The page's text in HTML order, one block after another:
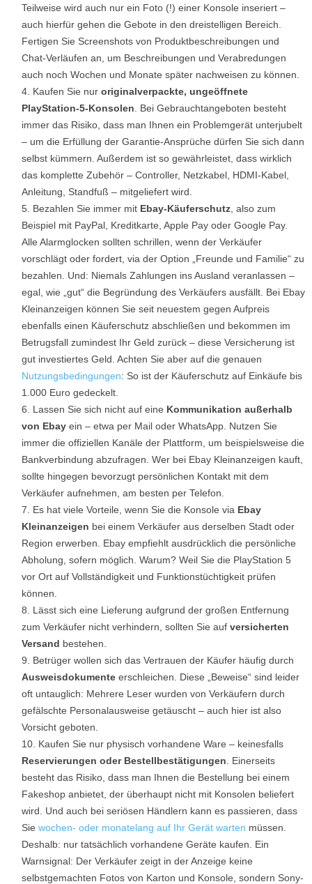
Teilweise wird auch nur ein Foto (!) einer Konsole inseriert –
auch hierfür gehen die Gebote in den dreistelligen Bereich.
Fertigen Sie Screenshots von Produktbeschreibungen und
Chat-Verläufen an, um Beschreibungen und Verabredungen
auch noch Wochen und Monate später nachweisen zu können.
Kaufen Sie nur originalverpackte, ungeöffnete
PlayStation-5-Konsolen . Bei Gebrauchtangeboten besteht
immer das Risiko, dass man Ihnen ein Problemgerät unterjubelt
– um die Erfüllung der Garantie-Ansprüche dürfen Sie sich dann
selbst kümmern. Außerdem ist so gewährleistet, dass wirklich
das komplette Zubehör – Controller, Netzkabel, HDMI-Kabel,
Anleitung, Standfuß – mitgeliefert wird.
Bezahlen Sie immer mit Ebay-Käuferschutz , also zum
Beispiel mit PayPal, Kreditkarte, Apple Pay oder Google Pay.
Alle Alarmglocken sollten schrillen, wenn der Verkäufer
vorschlägt oder fordert, via der Option „Freunde und Familie“ zu
bezahlen. Und: Niemals Zahlungen ins Ausland veranlassen –
egal, wie „gut“ die Begründung des Verkäufers ausfällt. Bei Ebay
Kleinanzeigen können Sie seit neuestem gegen Aufpreis
ebenfalls einen Käuferschutz abschließen und bekommen im
Betrugsfall zumindest Ihr Geld zurück – diese Versicherung ist
gut investiertes Geld. Achten Sie aber auf die genauen
Nutzungsbedingungen: So ist der Käuferschutz auf Einkäufe bis
1.000 Euro gedeckelt.
Lassen Sie sich nicht auf eine Kommunikation außerhalb
von Ebay ein – etwa per Mail oder WhatsApp. Nutzen Sie
immer die offiziellen Kanäle der Plattform, um beispielsweise die
Bankverbindung abzufragen. Wer bei Ebay Kleinanzeigen kauft,
sollte hingegen bevorzugt persönlichen Kontakt mit dem
Verkäufer aufnehmen, am besten per Telefon.
Es hat viele Vorteile, wenn Sie die Konsole via Ebay
Kleinanzeigen bei einem Verkäufer aus derselben Stadt oder
Region erwerben. Ebay empfiehlt ausdrücklich die persönliche
Abholung, sofern möglich. Warum? Weil Sie die PlayStation 5
vor Ort auf Vollständigkeit und Funktionstüchtigkeit prüfen
können.
Lässt sich eine Lieferung aufgrund der großen Entfernung
zum Verkäufer nicht verhindern, sollten Sie auf versicherten
Versand bestehen.
Betrüger wollen sich das Vertrauen der Käufer häufig durch
Ausweisdokumente erschleichen. Diese „Beweise“ sind leider
oft untauglich: Mehrere Leser wurden von Verkäufern durch
gefälschte Personalausweise getäuscht – auch hier ist also
Vorsicht geboten.
Kaufen Sie nur physisch vorhandene Ware – keinesfalls
Reservierungen oder Bestellbestätigungen . Einerseits
besteht das Risiko, dass man Ihnen die Bestellung bei einem
Fakeshop anbietet, der überhaupt nicht mit Konsolen beliefert
wird. Und auch bei seriösen Händlern kann es passieren, dass
Sie wochen- oder monatelang auf Ihr Gerät warten müssen.
Deshalb: nur tatsächlich vorhandene Geräte kaufen. Ein
Warnsignal: Der Verkäufer zeigt in der Anzeige keine
selbstgemachten Fotos von Karton und Konsole, sondern Sony-